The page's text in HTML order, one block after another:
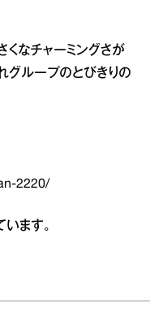
くなチャーミングさが
グループのとびきりの
2220/
ます。